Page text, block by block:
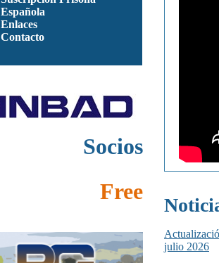
julio 2026
Española
Enlaces
Contacto
Socios
Free